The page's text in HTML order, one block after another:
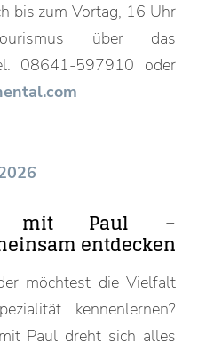
bis zum Vortag, 16 Uhr
über das
08641-597910 oder
mit Paul –
entdecken
möchtest die Vielfalt
kennenlernen?
Paul dreht sich alles